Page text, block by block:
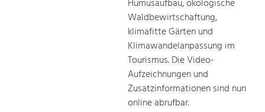
Humusaufbau, ökologische
Waldbewirtschaftung,
klimafitte Gärten und
Klimawandelanpassung im
Tourismus. Die Video-
Aufzeichnungen und
Zusatzinformationen sind nun
online abrufbar.